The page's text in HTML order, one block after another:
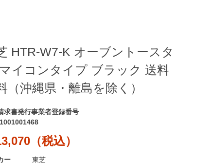
HTR-W7-K オーブントースタ
イコンタイプ ブラック 送料
（沖縄県・離島を除く）
求書発行事業者登録番号
（税込）
ー 東芝